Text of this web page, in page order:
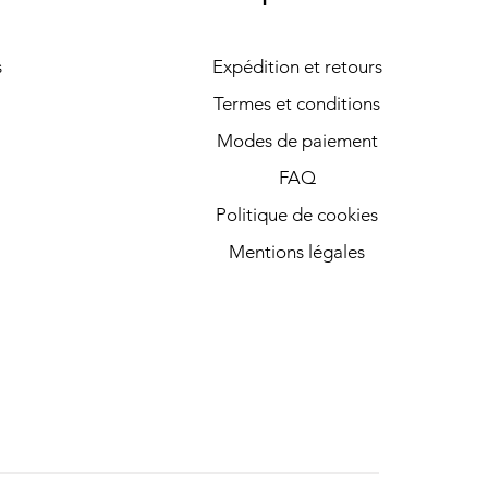
Expédition et retours
Termes et conditions
Modes de paiement
FAQ
Politique de cookies
Mentions légales